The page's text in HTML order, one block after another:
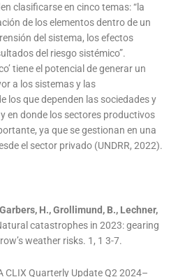
clasificarse en cinco temas: “la
de los elementos dentro de un
del sistema, los efectos
del riesgo sistémico”.
tiene el potencial de generar un
a los sistemas y las
los que dependen las sociedades y
en donde los sectores productivos
ya que se gestionan en una
el sector privado (UNDRR, 2022).
H., Grollimund, B., Lechner,
catastrophes in 2023: gearing
weather risks. 1, 1 3-7.
CLIX Quarterly Update Q2 2024–